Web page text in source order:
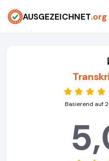
AUSGEZEICHNET.org
Basierend auf